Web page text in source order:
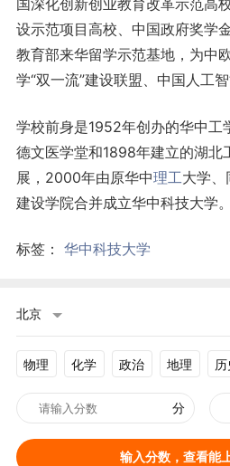
国深化创新创业教育改革示范高
设示范项目高校、中国政府奖学
教育部来华留学示范基地，为中
学“双一流”建设联盟、中国人工
学校前身是1952年创办的华中工
德文医学堂和1898年建立的湖北
展，2000年由原华中理工大学、
建设学院合并成立华中科技大学。
标签： 华中科技大学
北京
物理 化学 政治 地理 历
分
输入分数，查看能